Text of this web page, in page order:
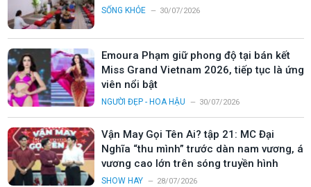
SỐNG KHỎE 30/07/2026
Emoura Phạm giữ phong độ tại bán kết
Miss Grand Vietnam 2026, tiếp tục là ứng
viên nổi bật
NGƯỜI ĐẸP - HOA HẬU 30/07/2026
Vận May Gọi Tên Ai? tập 21: MC Đại
Nghĩa “thu mình” trước dàn nam vương, á
vương cao lớn trên sóng truyền hình
SHOW HAY 28/07/2026